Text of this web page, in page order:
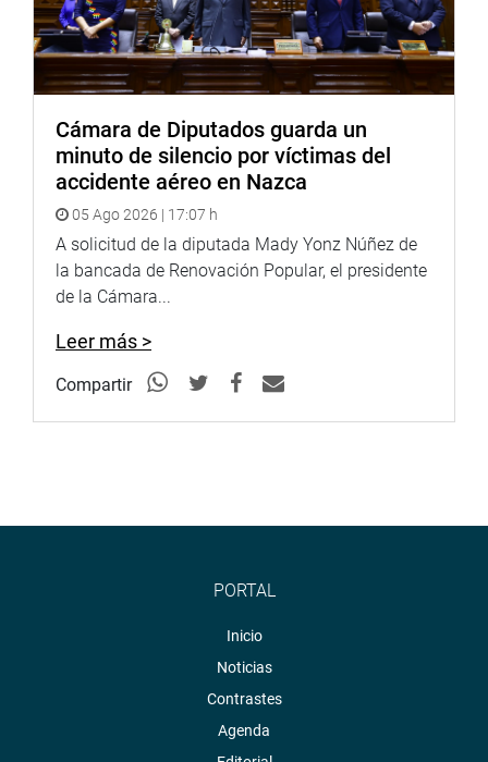
Cámara de Diputados guarda un
minuto de silencio por víctimas del
accidente aéreo en Nazca
05 Ago 2026 | 17:07 h
A solicitud de la diputada Mady Yonz Núñez de
la bancada de Renovación Popular, el presidente
de la Cámara...
Leer más >
Compartir
PORTAL
Inicio
Noticias
Contrastes
Agenda